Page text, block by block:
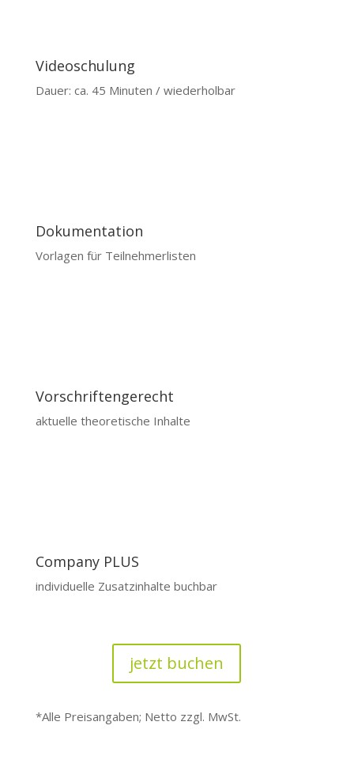
Videoschulung
Dauer: ca. 45 Minuten / wiederholbar
Dokumentation
Vorlagen für Teilnehmerlisten
Vorschriftengerecht
aktuelle theoretische Inhalte
Company PLUS
individuelle Zusatzinhalte buchbar
jetzt buchen
*Alle Preisangaben; Netto zzgl. MwSt.